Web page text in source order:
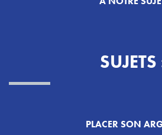
SUJETS
PLACER SON